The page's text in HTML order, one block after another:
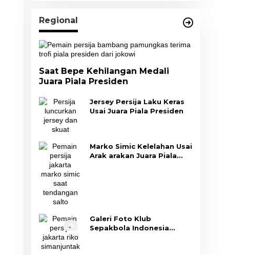
Regional
Saat Bepe Kehilangan Medali
Juara Piala Presiden
Jersey Persija Laku Keras
Usai Juara Piala Presiden
Marko Simic Kelelahan Usai
Arak arakan Juara Piala
Galeri Foto Klub
Sepakbola Indonesia